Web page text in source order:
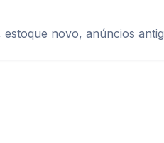
novo, anúncios